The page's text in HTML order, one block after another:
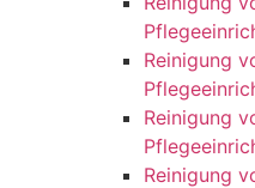
Reinigung
Reinigung
Reinigung